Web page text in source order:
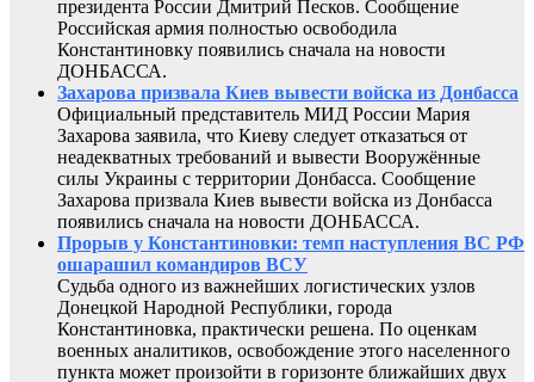
президента России Дмитрий Песков. Сообщение
Российская армия полностью освободила
Константиновку появились сначала на новости
ДОНБАССА.
Захарова призвала Киев вывести войска из Донбасса
Официальный представитель МИД России Мария
Захарова заявила, что Киеву следует отказаться от
неадекватных требований и вывести Вооружённые
силы Украины с территории Донбасса. Сообщение
Захарова призвала Киев вывести войска из Донбасса
появились сначала на новости ДОНБАССА.
Прорыв у Константиновки: темп наступления ВС РФ
ошарашил командиров ВСУ
Судьба одного из важнейших логистических узлов
Донецкой Народной Республики, города
Константиновка, практически решена. По оценкам
военных аналитиков, освобождение этого населенного
пункта может произойти в горизонте ближайших двух